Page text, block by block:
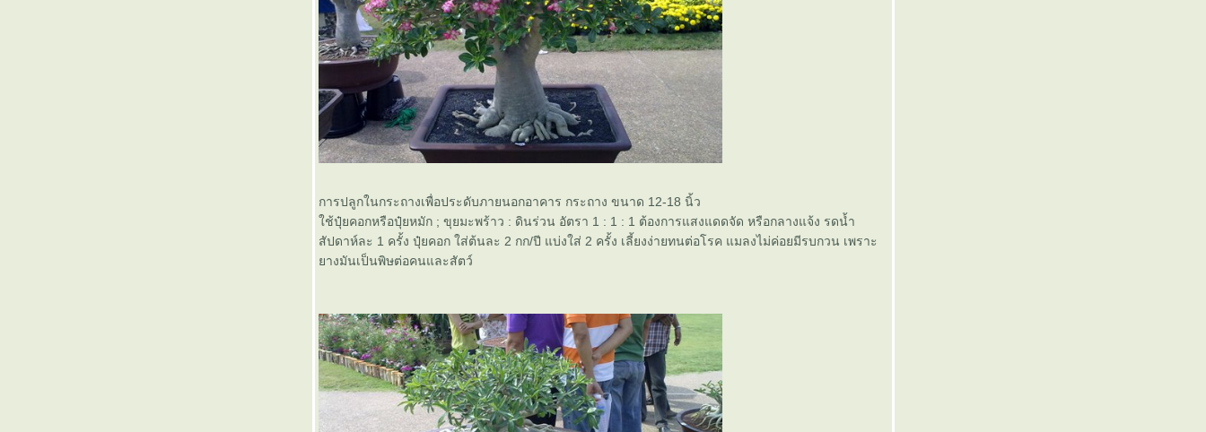
การปลูกในกระถางเพื่อประดับภายนอกอาคาร กระถาง ขนาด 12-18 นิ้ว
ช้ปุ๋ยคอกหรือปุ๋ยหมัก ; ขุยมะพร้าว : ดินร่วน อัตรา 1 : 1 : 1 ต้องการแสงแดดจัด หรือกลางแจ้ง รดน้ำ
สัปดาห์ละ 1 ครั้ง ปุ๋ยคอก ใส่ต้นละ 2 กก/ปี แบ่งใส่ 2 ครั้ง เลี้ยงง่ายทนต่อโรค แมลงไม่ค่อยมีรบกวน เพราะ
างมันเป็นพิษต่อคนและสัตว์